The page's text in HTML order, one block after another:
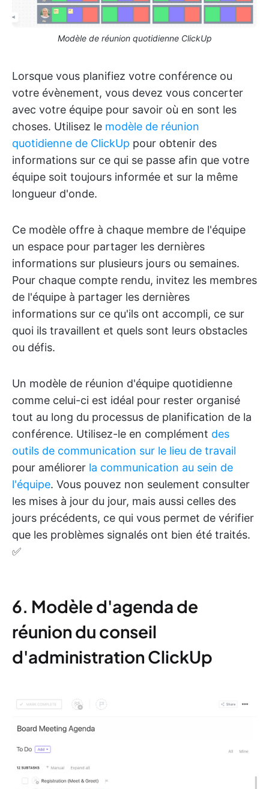
Modèle de réunion quotidienne ClickUp
Lorsque vous planifiez votre conférence ou
votre évènement, vous devez vous concerter
avec votre équipe pour savoir où en sont les
choses. Utilisez le modèle de réunion
quotidienne de ClickUp pour obtenir des
informations sur ce qui se passe afin que votre
équipe soit toujours informée et sur la même
longueur d'onde.
Ce modèle offre à chaque membre de l'équipe
un espace pour partager les dernières
informations sur plusieurs jours ou semaines.
Pour chaque compte rendu, invitez les membres
de l'équipe à partager les dernières
informations sur ce qu'ils ont accompli, ce sur
quoi ils travaillent et quels sont leurs obstacles
ou défis.
Un modèle de réunion d'équipe quotidienne
comme celui-ci est idéal pour rester organisé
tout au long du processus de planification de la
conférence. Utilisez-le en complément des
outils de communication sur le lieu de travail
pour améliorer la communication au sein de
l'équipe. Vous pouvez non seulement consulter
les mises à jour du jour, mais aussi celles des
jours précédents, ce qui vous permet de vérifier
que les problèmes signalés ont bien été traités.
✅
6. Modèle d'agenda de
réunion du conseil
d'administration ClickUp